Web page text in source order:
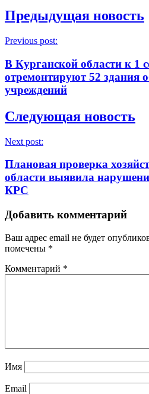
Предыдущая новость
Previous post:
В Курганской области к 1
отремонтируют 52 здания
учреждений
Следующая новость
Next post:
Плановая проверка
области выявила
КРС
Добавить комментарий
Ваш адрес email не будет
помечены *
Комментарий *
Имя
Email